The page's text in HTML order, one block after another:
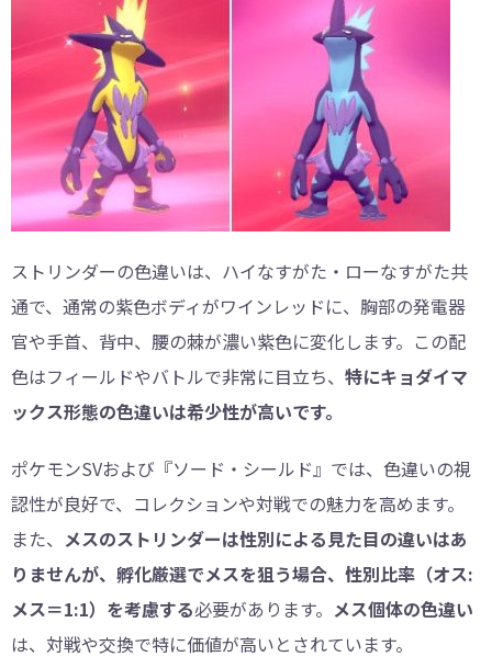
ストリンダーの色違いは、ハイなすがた・ローなすがた共
通で、通常の紫色ボディがワインレッドに、胸部の発電器
官や手首、背中、腰の棘が濃い紫色に変化します。この配
色はフィールドやバトルで非常に目立ち、 特にキョダイマ
ックス形態の色違いは希少性が高いです。
ポケモンSVおよび『ソード・シールド』では、色違いの視
認性が良好で、コレクションや対戦での魅力を高めます。
また、 メスのストリンダーは性別による見た目の違いはあ
りませんが、孵化厳選でメスを狙う場合、性別比率（オス:
メス＝1:1）を考慮する必要があります。 メス個体の色違い
は、対戦や交換で特に価値が高いとされています。